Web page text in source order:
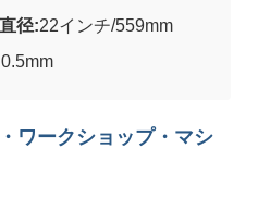
径:22インチ/559mm
0.5mm
ワークショップ・マシ